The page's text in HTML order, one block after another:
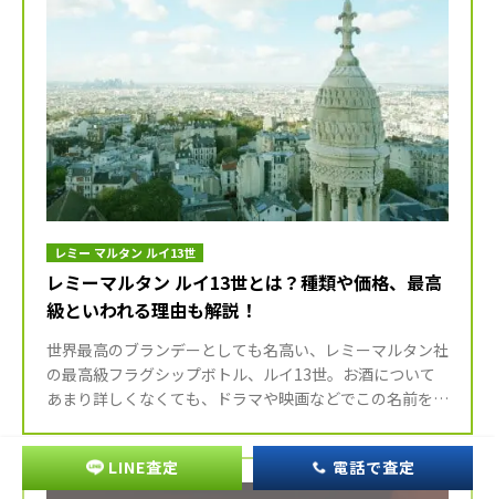
レミー マルタン ルイ13世
レミーマルタン ルイ13世とは？種類や価格、最高
級といわれる理由も解説！
世界最高のブランデーとしても名高い、レミーマルタン社
の最高級フラグシップボトル、ルイ13世。お酒について
あまり詳しくなくても、ドラマや映画などでこの名前を目
本記事では […]
LINE査定
電話で査定